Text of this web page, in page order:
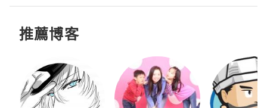
推薦博客